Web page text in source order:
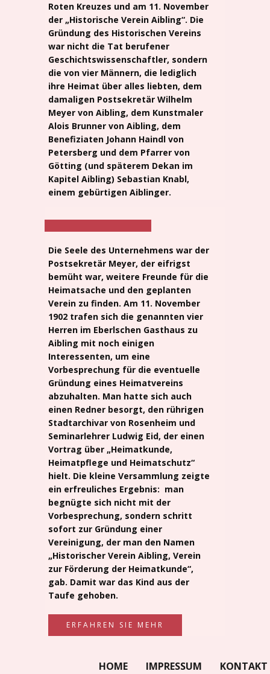
Roten Kreuzes und am 11. November
der „Historische Verein Aibling“. Die
Gründung des Historischen Vereins
war nicht die Tat berufener
Geschichtswissenschaftler, sondern
die von vier Männern, die lediglich
ihre Heimat über alles liebten, dem
damaligen Postsekretär Wilhelm
Meyer von Aibling, dem Kunstmaler
Alois Brunner von Aibling, dem
Benefiziaten Johann Haindl von
Petersberg und dem Pfarrer von
Götting (und späterem Dekan im
Kapitel Aibling) Sebastian Knabl,
einem gebürtigen Aiblinger.
Die Seele des Unternehmens war der
Postsekretär Meyer, der eifrigst
bemüht war, weitere Freunde für die
Heimatsache und den geplanten
Verein zu finden. Am 11. November
1902 trafen sich die genannten vier
Herren im Eberlschen Gasthaus zu
Aibling mit noch einigen
Interessenten, um eine
Vorbesprechung für die eventuelle
Gründung eines Heimatvereins
abzuhalten. Man hatte sich auch
einen Redner besorgt, den rührigen
Stadtarchivar von Rosenheim und
Seminarlehrer Ludwig Eid, der einen
Vortrag über „Heimatkunde,
Heimatpflege und Heimatschutz“
hielt. Die kleine Versammlung zeigte
ein erfreuliches Ergebnis: man
begnügte sich nicht mit der
Vorbesprechung, sondern schritt
sofort zur Gründung einer
Vereinigung, der man den Namen
„Historischer Verein Aibling, Verein
zur Förderung der Heimatkunde“,
gab. Damit war das Kind aus der
Taufe gehoben.
ERFAHREN SIE MEHR
HOME IMPRESSUM KONTAKT